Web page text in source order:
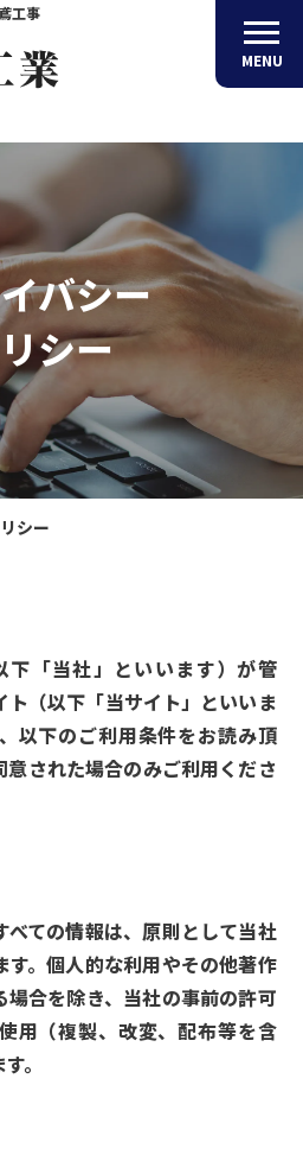
工事
MENU
バシー
シー
シー
下「当社」といいます）が管
（以下「当サイト」といいま
以下のご利用条件をお読み頂
された場合のみご利用くださ
ての情報は、原則として当社
。個人的な利用やその他著作
合を除き、当社の事前の許可
用（複製、改変、配布等を含
。